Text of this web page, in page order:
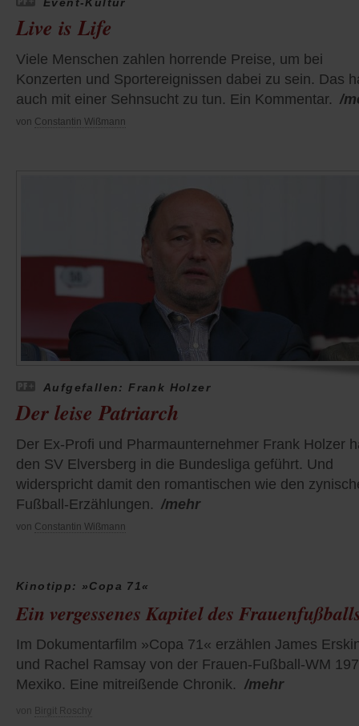
Live is Life
Viele Menschen zahlen horrende Preise, um bei
Konzerten und Sportereignissen dabei zu sein. Das
auch mit einer Sehnsucht zu tun. Ein Kommentar. /
von Constantin Wißmann
Aufgefallen: Frank Holzer
Der leise Patriarch
Der Ex-Profi und Pharmaunternehmer Frank Holzer
den SV Elversberg in die Bundesliga geführt. Und
widerspricht damit den romantischen wie den
Fußball-Erzählungen. /mehr
von Constantin Wißmann
Kinotipp: »Copa 71«
Ein vergessenes Kapitel des
Im Dokumentarfilm »Copa 71« erzählen James
und Rachel Ramsay von der Frauen-Fußball-WM
Mexiko. Eine mitreißende Chronik. /mehr
von Birgit Roschy